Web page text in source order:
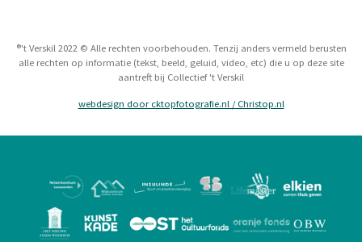
®'t Verskil 2022 © Alle rechten voorbehouden. Tenzij anders vermeld berusten
alle rechten op informatie (tekst, beeld, geluid, video, etc) die u op deze site
aantreft bij Collectief 't Verskil
webdesign door cktopfotografie.nl / Christop.nl